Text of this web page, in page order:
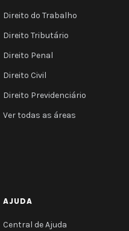
Direito do Trabalho
Direito Tributário
Direito Penal
Direito Civil
Direito Previdenciário
Ver todas as áreas
AJUDA
Central de Ajuda